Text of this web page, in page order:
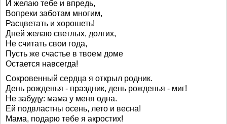
И желаю тебе и впредь,
Вопреки заботам многим,
Расцветать и хорошеть!
Дней желаю светлых, долгих,
Не считать свои года,
Пусть же счастье в твоем доме
Остается навсегда!
Сокровенный сердца я открыл родник.
День рожденья - праздник, день рожденья - миг!
Не забуду: мама у меня одна.
Ей подвластны осень, лето и весна!
Мама, подарю тебе я акростих!